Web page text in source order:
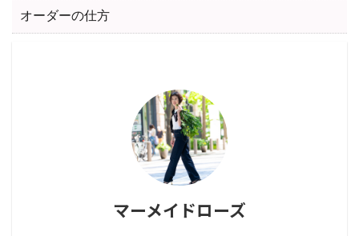
オーダーの仕方
マーメイドローズ